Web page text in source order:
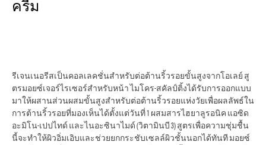
ครีม
รีเจนเนอรีสเป็นคอลเลคชั่นสำหรับต่อต้านริ้วรอยขั้นสูงจากโอเลย์ สู
ตรมอยซ์เจอร์ไรเซอร์สำหรับหน้า ไมโคร-สคัลป์ติ้งได้รับการออกแบบ
มาให้ผสานส่วนผสมขั้นสูงสำหรับต่อต้านริ้วรอยแห่งวัยเพื่อผลลัพธ์ใน
การต้านริ้วรอยที่มองเห็นได้ตั้งแต่วันที่ 1 ผสมสารไฮยาลูรอนิค แอซิด
อะมิโน-เปปไทด์ และไนอะซินาไมด์ (วิตามินบี 3) สูตรเพื่อความชุ่มชื้น
นี้จะทำให้ผิวอิ่มเอิบและช่วยยกกระชับเซลล์ผิวชั้นนอกได้ทันที มอยซ์